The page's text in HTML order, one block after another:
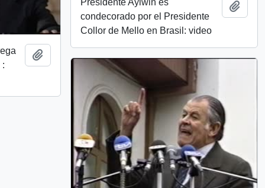
Presidente Aylwin es
condecorado por el Presidente
Collor de Mello en Brasil: video
Add
:
Add to clipboard